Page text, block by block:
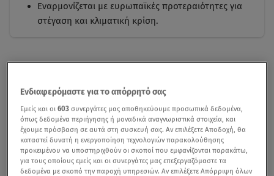
Εναρμονίζεται με ευρωπαϊκές προτεραιότητες για
στέγαση και κλιματική κρίση.
Ενδιαφερόμαστε για το απόρρητό σας
Εμείς και οι603 συνεργάτες μας αποθηκεύουμε προσωπικά δεδομένα,
όπως δεδομένα περιήγησης ή μοναδικά αναγνωριστικά στοιχεία, και
έχουμε πρόσβαση σε αυτά στη συσκευή σας. Αν επιλέξετε Αποδοχή, θα
καταστεί δυνατή η ενεργοποίηση τεχνολογιών παρακολούθησης
προκειμένου να υποστηριχθούν οι σκοποί που εμφανίζονται παρακάτω,
για τους οποίους εμείς και οι συνεργάτες μας επεξεργαζόμαστε τα
δεδομένα με σκοπό την παροχή υπηρεσιών. Αν επιλέξετε Απόρριψη όλων